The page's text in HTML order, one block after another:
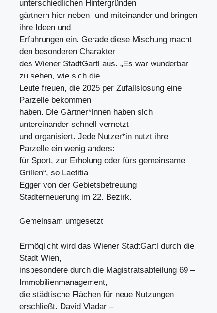
unterschiedlichen Hintergründen
gärtnern hier neben- und miteinander und bringen
ihre Ideen und
Erfahrungen ein. Gerade diese Mischung macht
den besonderen Charakter
des Wiener StadtGartl aus. „Es war wunderbar
zu sehen, wie sich die
Leute freuen, die 2025 per Zufallslosung eine
Parzelle bekommen
haben. Die Gärtner*innen haben sich
untereinander schnell vernetzt
und organisiert. Jede Nutzer*in nutzt ihre
Parzelle ein wenig anders:
für Sport, zur Erholung oder fürs gemeinsame
Grillen“, so Laetitia
Egger von der Gebietsbetreuung
Stadterneuerung im 22. Bezirk.
Gemeinsam umgesetzt
Ermöglicht wird das Wiener StadtGartl durch die
Stadt Wien,
insbesondere durch die Magistratsabteilung 69 –
Immobilienmanagement,
die städtische Flächen für neue Nutzungen
erschließt. David Vladar –